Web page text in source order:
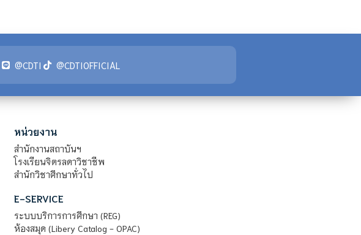
@CDTI @CDTIOFFICIAL
หน่วยงาน
สำนักงานสถาบันฯ
โรงเรียนจิตรลดาวิชาชีพ
สำนักวิชาศึกษาทั่วไป
E-SERVICE
ระบบบริการการศึกษา (REG)
ห้องสมุด (Libery Catalog - OPAC)